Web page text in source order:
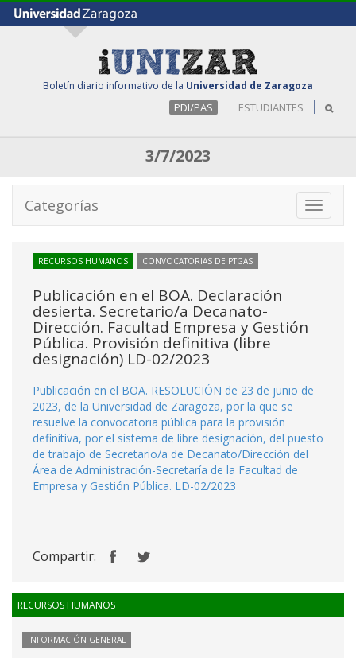
Boletín diario informativo de la Universidad de Zaragoza
PDI/PAS ESTUDIANTES
3/7/2023
Toggle
Categorías
RECURSOS HUMANOS CONVOCATORIAS DE PTGAS
Publicación en el BOA. Declaración
desierta. Secretario/a Decanato-
Dirección. Facultad Empresa y Gestión
Pública. Provisión definitiva (libre
designación) LD-02/2023
Publicación en el BOA. RESOLUCIÓN de 23 de junio de
2023, de la Universidad de Zaragoza, por la que se
resuelve la convocatoria pública para la provisión
definitiva, por el sistema de libre designación, del puesto
de trabajo de Secretario/a de Decanato/Dirección del
Área de Administración-Secretaría de la Facultad de
Empresa y Gestión Pública. LD-02/2023
Compartir:
RECURSOS HUMANOS
INFORMACIÓN GENERAL